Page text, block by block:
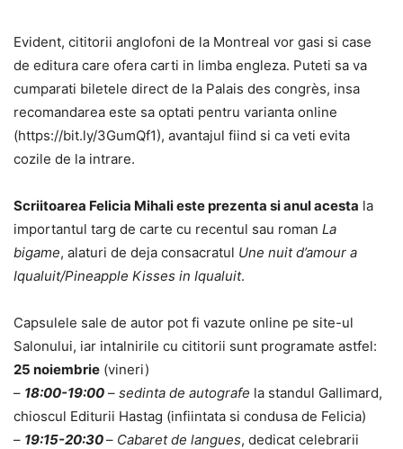
Evident, cititorii anglofoni de la Montreal vor gasi si case
de editura care ofera carti in limba engleza. Puteti sa va
cumparati biletele direct de la Palais des congrès, insa
recomandarea este sa optati pentru varianta online
(https://bit.ly/3GumQf1), avantajul fiind si ca veti evita
cozile de la intrare.
Scriitoarea Felicia Mihali este prezenta si anul acesta la
importantul targ de carte cu recentul sau roman La
bigame, alaturi de deja consacratul Une nuit d’amour a
Iqualuit/Pineapple Kisses in Iqualuit.
Capsulele sale de autor pot fi vazute online pe site-ul
Salonului, iar intalnirile cu cititorii sunt programate astfel:
25 noiembrie (vineri)
– 18:00-19:00 – sedinta de autografe la standul Gallimard,
chioscul Editurii Hastag (infiintata si condusa de Felicia)
– 19:15-20:30– Cabaret de langues, dedicat celebrarii